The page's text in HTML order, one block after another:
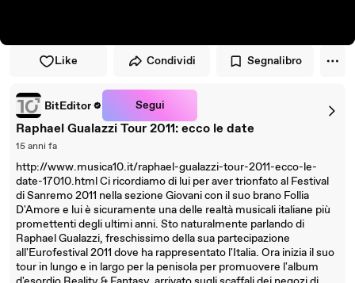
Like Condividi Segnalibro
BitEditor Segui
Raphael Gualazzi Tour 2011: ecco le date
15 anni fa
http://www.musica10.it/raphael-gualazzi-tour-2011-ecco-le-
date-17010.html Ci ricordiamo di lui per aver trionfato al Festival
di Sanremo 2011 nella sezione Giovani con il suo brano Follia
D'Amore e lui è sicuramente una delle realtà musicali italiane più
promettenti degli ultimi anni. Sto naturalmente parlando di
Raphael Gualazzi, freschissimo della sua partecipazione
all'Eurofestival 2011 dove ha rappresentato l'Italia. Ora inizia il suo
tour in lungo e in largo per la penisola per promuovere l'album